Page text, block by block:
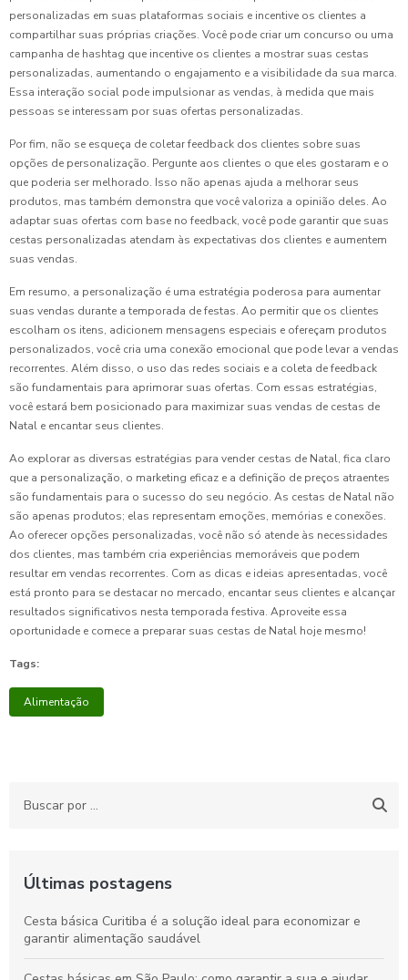
personalizadas em suas plataformas sociais e incentive os clientes a
compartilhar suas próprias criações. Você pode criar um concurso ou uma
campanha de hashtag que incentive os clientes a mostrar suas cestas
personalizadas, aumentando o engajamento e a visibilidade da sua marca.
Essa interação social pode impulsionar as vendas, à medida que mais
pessoas se interessam por suas ofertas personalizadas.
Por fim, não se esqueça de coletar feedback dos clientes sobre suas
opções de personalização. Pergunte aos clientes o que eles gostaram e o
que poderia ser melhorado. Isso não apenas ajuda a melhorar seus
produtos, mas também demonstra que você valoriza a opinião deles. Ao
adaptar suas ofertas com base no feedback, você pode garantir que suas
cestas personalizadas atendam às expectativas dos clientes e aumentem
suas vendas.
Em resumo, a personalização é uma estratégia poderosa para aumentar
suas vendas durante a temporada de festas. Ao permitir que os clientes
escolham os itens, adicionem mensagens especiais e ofereçam produtos
personalizados, você cria uma conexão emocional que pode levar a vendas
recorrentes. Além disso, o uso das redes sociais e a coleta de feedback
são fundamentais para aprimorar suas ofertas. Com essas estratégias,
você estará bem posicionado para maximizar suas vendas de cestas de
Natal e encantar seus clientes.
Ao explorar as diversas estratégias para vender cestas de Natal, fica claro
que a personalização, o marketing eficaz e a definição de preços atraentes
são fundamentais para o sucesso do seu negócio. As cestas de Natal não
são apenas produtos; elas representam emoções, memórias e conexões.
Ao oferecer opções personalizadas, você não só atende às necessidades
dos clientes, mas também cria experiências memoráveis que podem
resultar em vendas recorrentes. Com as dicas e ideias apresentadas, você
está pronto para se destacar no mercado, encantar seus clientes e alcançar
resultados significativos nesta temporada festiva. Aproveite essa
oportunidade e comece a preparar suas cestas de Natal hoje mesmo!
Tags:
Alimentação
Últimas postagens
Cesta básica Curitiba é a solução ideal para economizar e
garantir alimentação saudável